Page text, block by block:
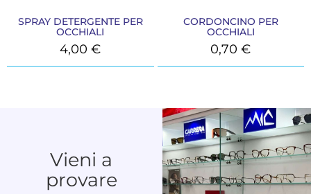
SPRAY DETERGENTE PER
OCCHIALI
4,00€
CORDONCINO PER
OCCHIALI
0,70€
Vieni a
provare